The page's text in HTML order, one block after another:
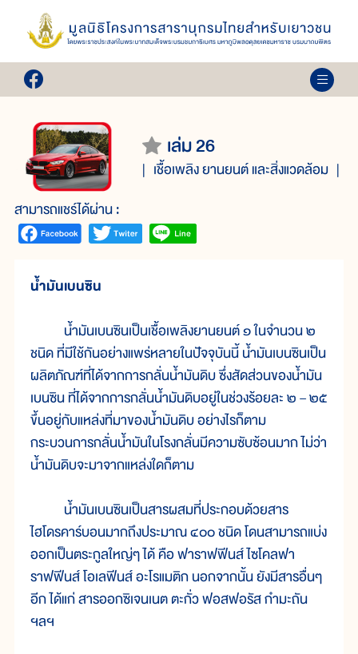
เล่ม 26
เชื้อเพลิง ยานยนต์ และสิ่งแวดล้อม
สามารถแชร์ได้ผ่าน :
น้ำมันเบนซิน
น้ำมันเบนซินเป็นเชื้อเพลิงยานยนต์ ๑ ในจำนวน ๒
ชนิด ที่มีใช้กันอย่างแพร่หลายในปัจจุบันนี้ น้ำมันเบนซินเป็น
ผลิตภัณฑ์ที่ได้จากการกลั่นน้ำมันดิบ ซึ่งสัดส่วนของน้ำมัน
เบนซิน ที่ได้จากการกลั่นน้ำมันดิบอยู่ในช่วงร้อยละ ๒ – ๒๕
ขึ้นอยู่กับแหล่งที่มาของน้ำมันดิบ อย่างไรก็ตาม
กระบวนการกลั่นน้ำมันในโรงกลั่นมีความซับซ้อนมาก ไม่ว่า
น้ำมันดิบจะมาจากแหล่งใดก็ตาม
น้ำมันเบนซินเป็นสารผสมที่ประกอบด้วยสาร
ไฮโดรคาร์บอนมากถึงประมาณ ๔๐๐ ชนิด โดนสามารถแบ่ง
ออกเป็นตระกูลใหญ่ๆ ได้ คือ ฟาราฟฟีนส์ ไซโคลฟา
ราฟฟีนส์ โอเลฟีนส์ อะโรแมติก นอกจากนั้น ยังมีสารอื่นๆ
อีก ได้แก่ สารออกซิเจนเนต ตะกั่ว ฟอสฟอรัส กำมะถัน
ฯลฯ